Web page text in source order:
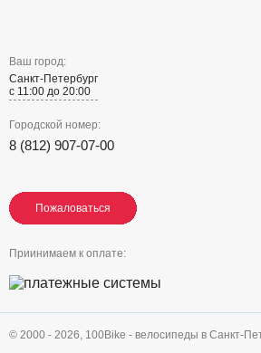
Ваш город:
Санкт-Петербург
с 11:00 до 20:00
Городской номер:
8 (812) 907-07-00
Пожаловаться
Пожаловаться
Пожаловаться
Приинимаем к оплате:
© 2000 - 2026, 100Bike - велосипеды в Санкт-